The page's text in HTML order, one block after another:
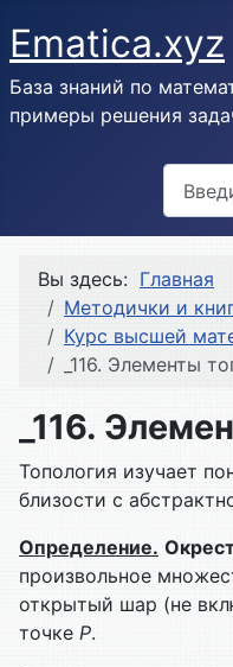
Ematica.xyz
База знаний по
примеры решения
Вы здесь: Главная
Методички и
Курс высшей
_116. Элементы
_116.
Топология изучает
близости с
Определение.
произвольное
открытый шар (не
точке Р.